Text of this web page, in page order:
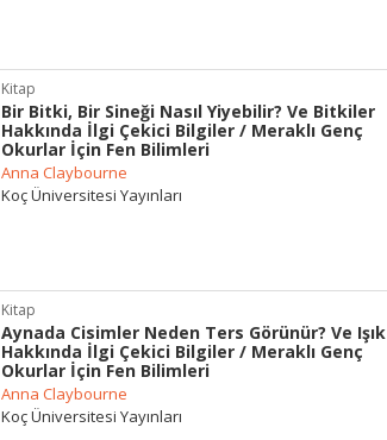
Kitap
Bir Bitki, Bir Sineği Nasıl Yiyebilir? Ve Bitkiler
Hakkında İlgi Çekici Bilgiler / Meraklı Genç
Okurlar İçin Fen Bilimleri
Anna Claybourne
Koç Üniversitesi Yayınları
Kitap
Aynada Cisimler Neden Ters Görünür? Ve Işık
Hakkında İlgi Çekici Bilgiler / Meraklı Genç
Okurlar İçin Fen Bilimleri
Anna Claybourne
Koç Üniversitesi Yayınları